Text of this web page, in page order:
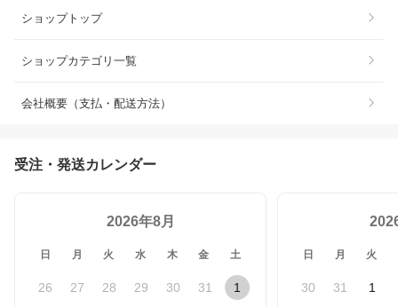
ショップトップ
ショップカテゴリ一覧
会社概要（支払・配送方法）
受注・発送カレンダー
2026年8月
日 月 火 水 木 金 土
26 27 28 29 30 31 1
日 月 火
30 31 1